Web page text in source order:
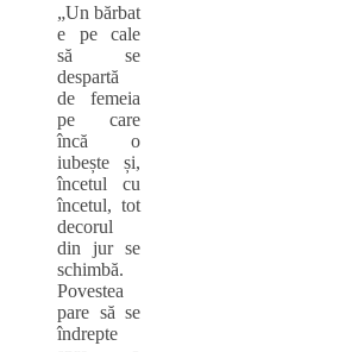
„Un bărbat
e pe cale
să se
despartă
de femeia
pe care
încă o
iubește și,
încetul cu
încetul, tot
decorul
din jur se
schimbă.
Povestea
pare să se
îndrepte